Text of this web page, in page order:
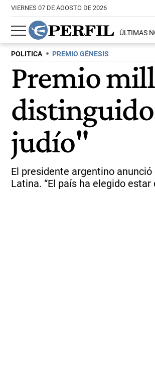
VIERNES 07 DE AGOSTO DE 2026
ÚLTIMAS
POLITICA PREMIO GÉNESIS
Premio
judío"
El presidente argentino
Latina. “El país ha elegido